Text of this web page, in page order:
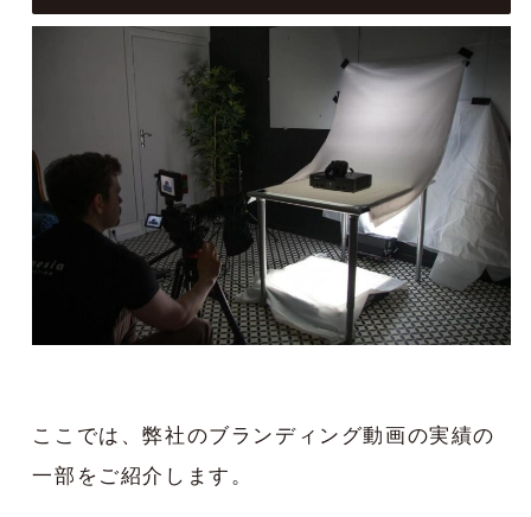
ここでは、弊社のブランディング動画の実績の
一部をご紹介します。